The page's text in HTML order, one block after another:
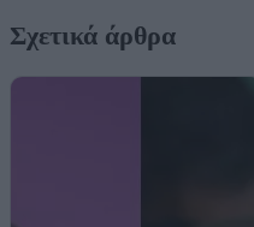
Σχετικά άρθρα